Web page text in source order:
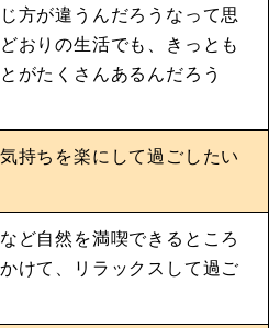
方が違うんだろうなって思
おりの生活でも、きっとも
がたくさんあるんだろう
持ちを楽にして過ごしたい
ど自然を満喫できるところ
けて、リラックスして過ご